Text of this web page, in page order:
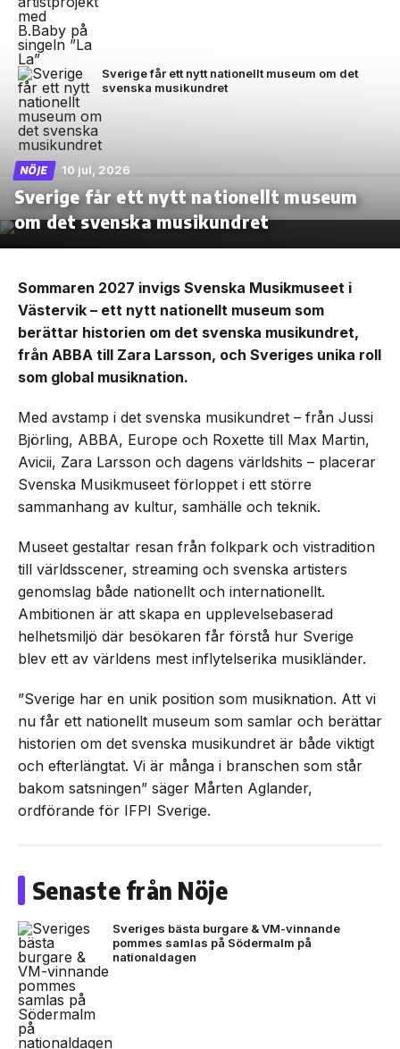
Sverige får ett nytt nationellt museum om det
svenska musikundret
NÖJE 10 jul, 2026
Sverige får ett nytt nationellt museum
om det svenska musikundret
Sommaren 2027 invigs Svenska Musikmuseet i
Västervik – ett nytt nationellt museum som
berättar historien om det svenska musikundret,
från ABBA till Zara Larsson, och Sveriges unika roll
som global musiknation.
Med avstamp i det svenska musikundret – från Jussi
Björling, ABBA, Europe och Roxette till Max Martin,
Avicii, Zara Larsson och dagens världshits – placerar
Svenska Musikmuseet förloppet i ett större
sammanhang av kultur, samhälle och teknik.
Museet gestaltar resan från folkpark och vistradition
till världsscener, streaming och svenska artisters
genomslag både nationellt och internationellt.
Ambitionen är att skapa en upplevelsebaserad
helhetsmiljö där besökaren får förstå hur Sverige
blev ett av världens mest inflytelserika musikländer.
”Sverige har en unik position som musiknation. Att vi
nu får ett nationellt museum som samlar och berättar
historien om det svenska musikundret är både viktigt
och efterlängtat. Vi är många i branschen som står
bakom satsningen” säger Mårten Aglander,
ordförande för IFPI Sverige.
Senaste från Nöje
Sveriges bästa burgare & VM-vinnande
pommes samlas på Södermalm på
nationaldagen